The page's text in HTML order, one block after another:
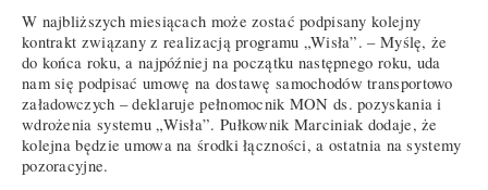
W najbliższych miesiącach może zostać podpisany kolejny
kontrakt związany z realizacją programu „Wisła”. – Myślę, że
do końca roku, a najpóźniej na początku następnego roku, uda
nam się podpisać umowę na dostawę samochodów transportowo
załadowczych – deklaruje pełnomocnik MON ds. pozyskania i
wdrożenia systemu „Wisła”. Pułkownik Marciniak dodaje, że
kolejna będzie umowa na środki łączności, a ostatnia na systemy
pozoracyjne.